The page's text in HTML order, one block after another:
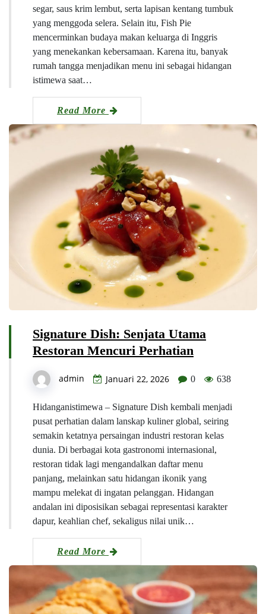
segar, saus krim lembut, serta lapisan kentang tumbuk
yang menggoda selera. Selain itu, Fish Pie
mencerminkan budaya makan keluarga di Inggris
yang menekankan kebersamaan. Karena itu, banyak
rumah tangga menjadikan menu ini sebagai hidangan
istimewa saat…
Read More
Signature Dish: Senjata Utama
Restoran Mencuri Perhatian
admin Januari 22, 2026 0 638
Hidanganistimewa – Signature Dish kembali menjadi
pusat perhatian dalam lanskap kuliner global, seiring
semakin ketatnya persaingan industri restoran kelas
dunia. Di berbagai kota gastronomi internasional,
restoran tidak lagi mengandalkan daftar menu
panjang, melainkan satu hidangan ikonik yang
mampu melekat di ingatan pelanggan. Hidangan
andalan ini diposisikan sebagai representasi karakter
dapur, keahlian chef, sekaligus nilai unik…
Read More